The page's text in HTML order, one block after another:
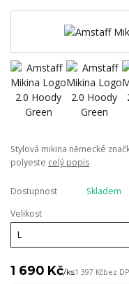
Stylová mikina německé
polyeste celý popis
Dostupnost
Skladem
Velikost
1 690 Kč/ks1 397 Kčbez